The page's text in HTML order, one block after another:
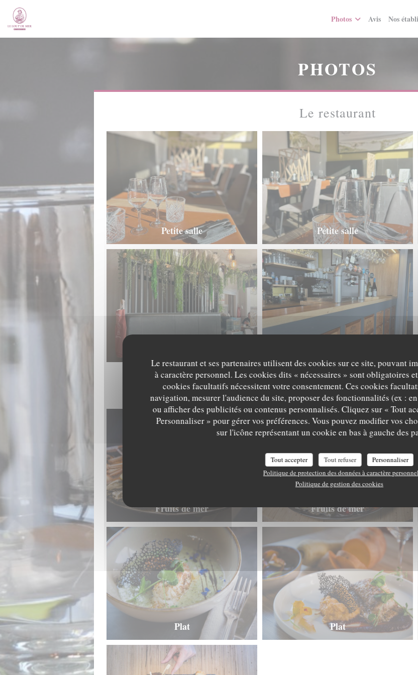
Le restaurant et ses partenaires utilisent des cookies sur ce site, pouvant
à caractère personnel. Les cookies dits « nécessaires » sont obligatoires
cookies facultatifs nécessitent votre consentement. Ces cookies
navigation, mesurer l'audience du site, proposer des fonctionnalités (ex :
ou afficher des publicités ou contenus personnalisés. Cliquez sur « Tout
Personnaliser » pour gérer vos préférences. Vous pouvez modifier vos
sur l'icône représentant un cookie en bas à gauche des
Tout accepter Tout refuser
Personnaliser
Politique de protection des données à caractère personnel
Politique de gestion des cookies
Photos Avis Nos
PHOTOS
Le restaurant
Petite salle Petite salle
Les plats
Fruits de mer Fruits de mer
Plat Plat